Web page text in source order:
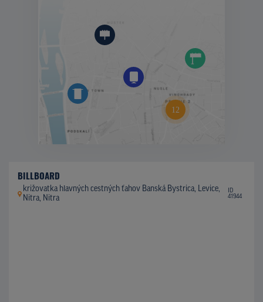
BILLBOARD
križovatka hlavných cestných ťahov Banská Bystrica, Levice,
Nitra, Nitra
ID
41944